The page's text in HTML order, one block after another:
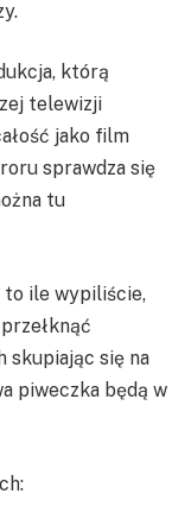
którą
telewizji
jako film
sprawdza się
tu
to ile wypiliście,
skupiając się na
piweczka będą w